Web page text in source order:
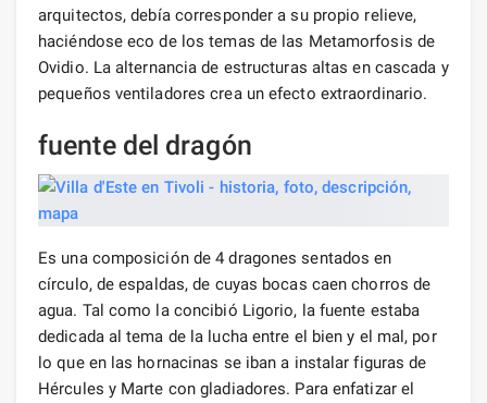
arquitectos, debía corresponder a su propio relieve,
haciéndose eco de los temas de las Metamorfosis de
Ovidio. La alternancia de estructuras altas en cascada y
pequeños ventiladores crea un efecto extraordinario.
fuente del dragón
Es una composición de 4 dragones sentados en
círculo, de espaldas, de cuyas bocas caen chorros de
agua. Tal como la concibió Ligorio, la fuente estaba
dedicada al tema de la lucha entre el bien y el mal, por
lo que en las hornacinas se iban a instalar figuras de
Hércules y Marte con gladiadores. Para enfatizar el